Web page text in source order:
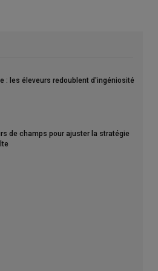
: les éleveurs redoublent d'ingéniosité
de champs pour ajuster la stratégie